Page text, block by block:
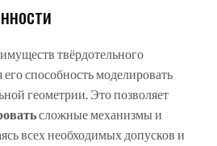
твёрдотельного
способность моделировать
геометрии. Это позволяет
сложные механизмы и
всех необходимых допусков и